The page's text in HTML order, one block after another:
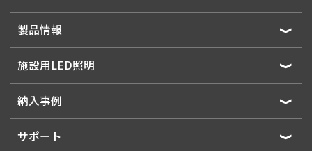
製品情報
施設用LED照明
納入事例
サポート